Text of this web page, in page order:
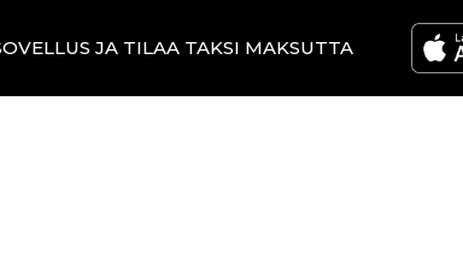
JA TILAA TAKSI MAKSUTTA